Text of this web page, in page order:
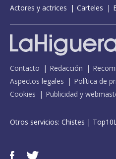
Actores y actrices
Carteles
Contacto Redacción
Aspectos legales
Política de
Cookies
Publicidad y
Otros servicios: Chistes |